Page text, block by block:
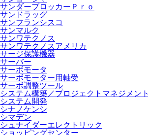
サンダーブロッカーＰｒｏ
サンドラッグ
サンフランシスコ
サンマルク
サンワテクノス
サンワテクノスアメリカ
サージ保護機器
サーバー
サーボモータ
サーボモーター用軸受
サーボ調整ツール
システム構築／プロジェクトマネジメント
システム開発
シナノケンシ
シマデン
シュナイダーエレクトリック
ショッピングセンター